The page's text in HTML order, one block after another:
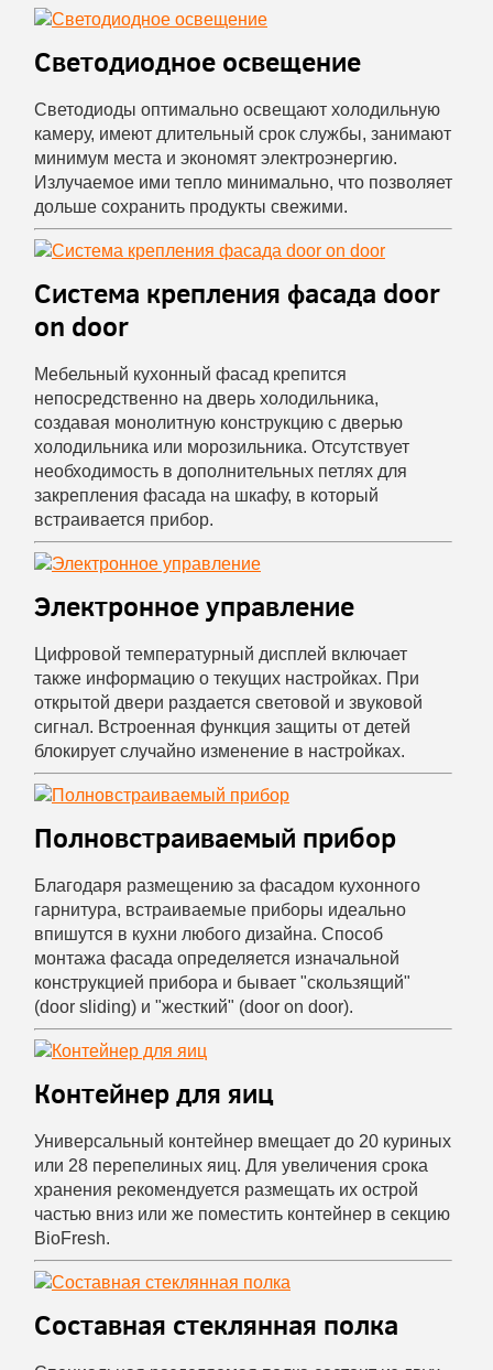
Светодиодное освещение
Светодиоды оптимально освещают холодильную
камеру, имеют длительный срок службы, занимают
минимум места и экономят электроэнергию.
Излучаемое ими тепло минимально, что позволяет
дольше сохранить продукты свежими.
Система крепления фасада door
on door
Мебельный кухонный фасад крепится
непосредственно на дверь холодильника,
создавая монолитную конструкцию с дверью
холодильника или морозильника. Отсутствует
необходимость в дополнительных петлях для
закрепления фасада на шкафу, в который
встраивается прибор.
Электронное управление
Цифровой температурный дисплей включает
также информацию о текущих настройках. При
открытой двери раздается световой и звуковой
сигнал. Встроенная функция защиты от детей
блокирует случайно изменение в настройках.
Полновстраиваемый прибор
Благодаря размещению за фасадом кухонного
гарнитура, встраиваемые приборы идеально
впишутся в кухни любого дизайна. Способ
монтажа фасада определяется изначальной
конструкцией прибора и бывает "скользящий"
(door sliding) и "жесткий" (door on door).
Контейнер для яиц
Универсальный контейнер вмещает до 20 куриных
или 28 перепелиных яиц. Для увеличения срока
хранения рекомендуется размещать их острой
частью вниз или же поместить контейнер в секцию
BioFresh.
Составная стеклянная полка